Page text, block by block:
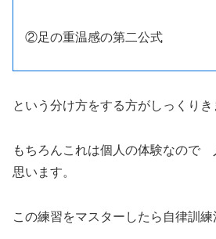
②足の重温感の第二公式
という分け方をする方がしっくりき
もちろんこれは個人の体験なので
思います。
この練習をマスターしたら自律訓